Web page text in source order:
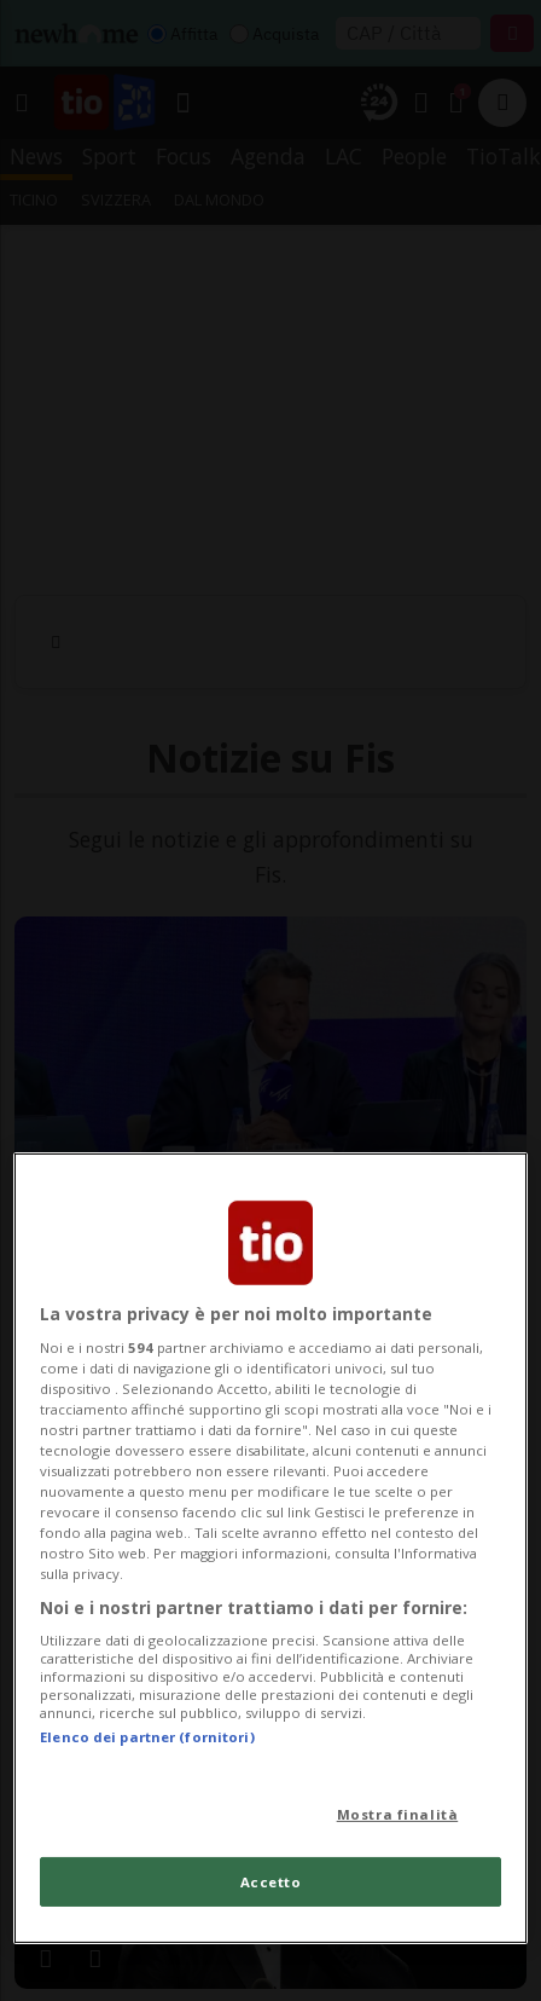
Lo sci mondiale ha un nuovo
SCI ALPINO 2 mesi
Nuovo ribaltone: Urs Lehmann
si dimette
La vostra privacy è per noi molto importante
Noi e i nostri594 partner archiviamo e accediamo ai dati personali,
come i dati di navigazione gli o identificatori univoci, sul tuo
dispositivo . Selezionando Accetto, abiliti le tecnologie di
tracciamento affinché supportino gli scopi mostrati alla voce "Noi e i
nostri partner trattiamo i dati da fornire". Nel caso in cui queste
tecnologie dovessero essere disabilitate, alcuni contenuti e annunci
visualizzati potrebbero non essere rilevanti. Puoi accedere
nuovamente a questo menu per modificare le tue scelte o per
revocare il consenso facendo clic sul link Gestisci le preferenze in
fondo alla pagina web.. Tali scelte avranno effetto nel contesto del
nostro Sito web. Per maggiori informazioni, consulta l'Informativa
sulla privacy.
Noi e i nostri partner trattiamo i dati per fornire:
Utilizzare dati di geolocalizzazione precisi. Scansione attiva delle
caratteristiche del dispositivo ai fini dell’identificazione. Archiviare
informazioni su dispositivo e/o accedervi. Pubblicità e contenuti
personalizzati, misurazione delle prestazioni dei contenuti e degli
annunci, ricerche sul pubblico, sviluppo di servizi.
Elenco dei partner (fornitori)
Mostra finalità
Accetto